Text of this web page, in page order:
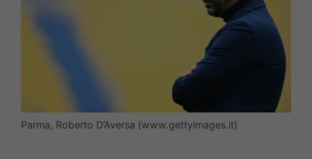
Parma, Roberto D’Aversa (www.gettyimages.it)